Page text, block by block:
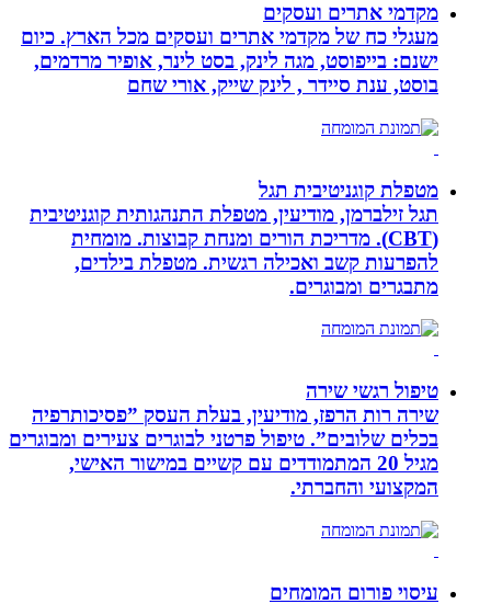
מקדמי אתרים ועסקים
מעגלי כח של מקדמי אתרים ועסקים מכל הארץ. כיום
ישנם: בייפוסט, מגה לינק, בסט לינר, אופיר מרדמים,
בוסט, ענת סיידר , לינק שייק, אורי שחם
מטפלת קוגניטיבית תגל
תגל זילברמן, מודיעין, מטפלת התנהגותית קוגניטיבית
(CBT). מדריכת הורים ומנחת קבוצות. מומחית
להפרעות קשב ואכילה רגשית. מטפלת בילדים,
מתבגרים ומבוגרים.
טיפול רגשי שירה
שירה רות הרפז, מודיעין, בעלת העסק ”פסיכותרפיה
בכלים שלובים”. טיפול פרטני לבוגרים צעירים ומבוגרים
מגיל 20 המתמודדים עם קשיים במישור האישי,
המקצועי והחברתי.
עיסוי פורום המומחים